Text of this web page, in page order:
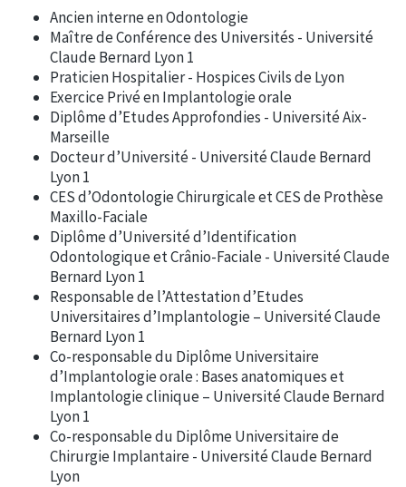
Ancien interne en Odontologie
Maître de Conférence des Universités - Université
Claude Bernard Lyon 1
Praticien Hospitalier - Hospices Civils de Lyon
Exercice Privé en Implantologie orale
Diplôme d’Etudes Approfondies - Université Aix-
Marseille
Docteur d’Université - Université Claude Bernard
Lyon 1
CES d’Odontologie Chirurgicale et CES de Prothèse
Maxillo-Faciale
Diplôme d’Université d’Identification
Odontologique et Crânio-Faciale - Université Claude
Bernard Lyon 1
Responsable de l’Attestation d’Etudes
Universitaires d’Implantologie – Université Claude
Bernard Lyon 1
Co-responsable du Diplôme Universitaire
d’Implantologie orale : Bases anatomiques et
Implantologie clinique – Université Claude Bernard
Lyon 1
Co-responsable du Diplôme Universitaire de
Chirurgie Implantaire - Université Claude Bernard
Lyon